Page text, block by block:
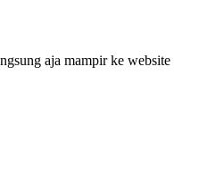
aja mampir ke website